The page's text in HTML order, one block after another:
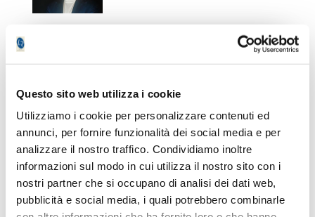
Questo sito web utilizza i cookie
Utilizziamo i cookie per personalizzare contenuti ed
annunci, per fornire funzionalità dei social media e per
analizzare il nostro traffico. Condividiamo inoltre
informazioni sul modo in cui utilizza il nostro sito con i
nostri partner che si occupano di analisi dei dati web,
pubblicità e social media, i quali potrebbero combinarle
Non accontentarti solo degli
Registratigratuitamentee avrai
accesso senza limitazioni ai servizi
premium